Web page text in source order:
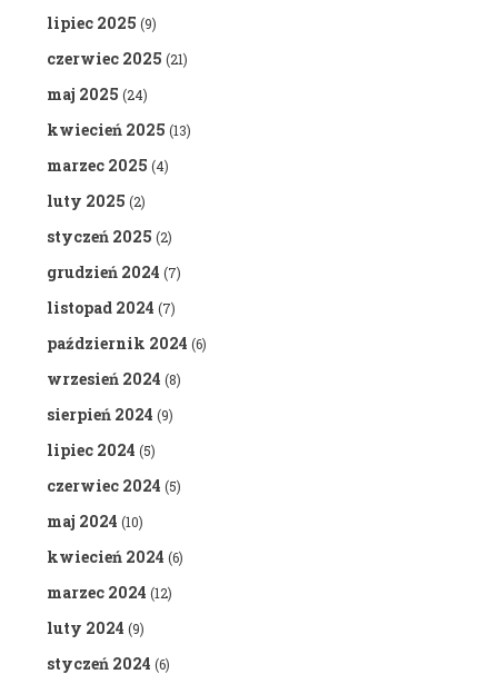
lipiec 2025 (9)
czerwiec 2025 (21)
maj 2025 (24)
kwiecień 2025 (13)
marzec 2025 (4)
luty 2025 (2)
styczeń 2025 (2)
grudzień 2024 (7)
listopad 2024 (7)
październik 2024 (6)
wrzesień 2024 (8)
sierpień 2024 (9)
lipiec 2024 (5)
czerwiec 2024 (5)
maj 2024 (10)
kwiecień 2024 (6)
marzec 2024 (12)
luty 2024 (9)
styczeń 2024 (6)